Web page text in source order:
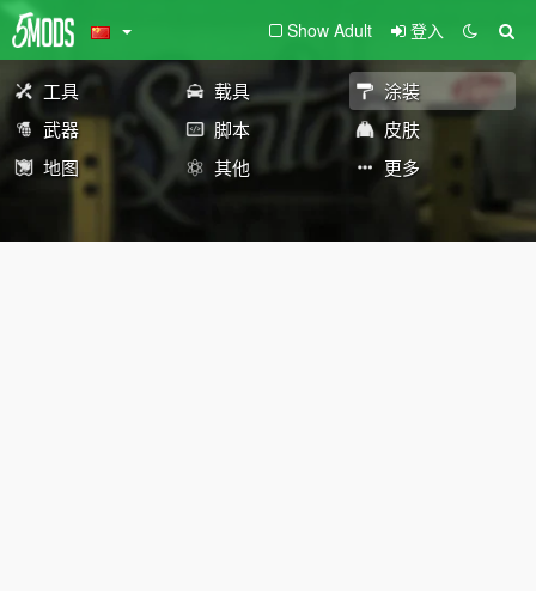
Show Adult 登入
工具 载具
涂装
武器
脚本
皮肤
地图
其他 更多